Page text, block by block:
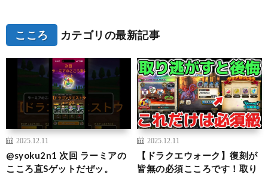
こころ カテゴリの最新記事
2025.12.11
@syoku2n1 次回 ラーミアの
こころ直Sゲットだぜッ。
2025.12.11
【ドラクエウォーク】復刻が
皆無の必須こころです！取り